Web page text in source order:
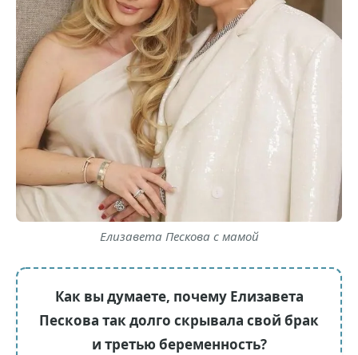
Елизавета Пескова с мамой
Как вы думаете, почему Елизавета
Пескова так долго скрывала свой брак
и третью беременность?